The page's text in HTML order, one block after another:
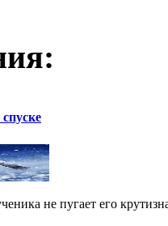
не пугает его